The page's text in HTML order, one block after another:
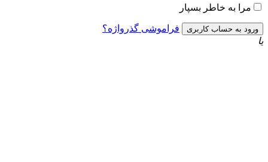
مرا به خاطر بسپار
فراموشی گذرواژه؟
یا